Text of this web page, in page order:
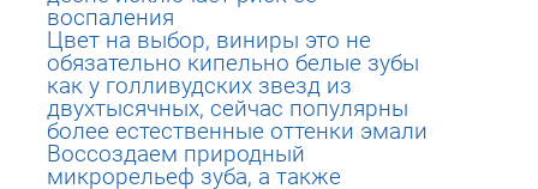
воспаления
Цвет на выбор, виниры это не
обязательно кипельно белые зубы
как у голливудских звезд из
двухтысячных, сейчас популярны
более естественные оттенки эмали
Воссоздаем природный
микрорельеф зуба, а также